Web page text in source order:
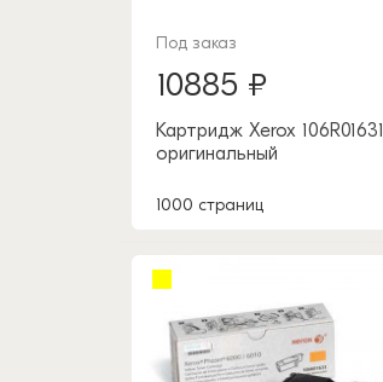
Под заказ
10885 ₽
Картридж Xerox 106R01631
оригинальный
1000 страниц